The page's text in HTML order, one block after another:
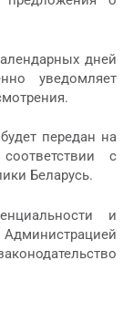
дней
уведомляет
передан на
с
Беларусь.
и